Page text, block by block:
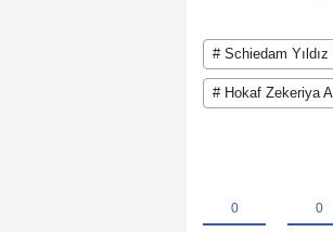
# Schiedam
# Hokaf Zekeriya